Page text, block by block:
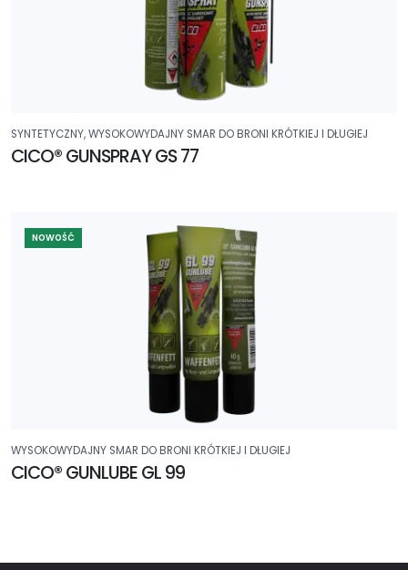
SYNTETYCZNY, WYSOKOWYDAJNY SMAR DO BRONI KRÓTKIEJ I DŁUGIEJ
CICO® GUNSPRAY GS 77
NOWOŚĆ
WYSOKOWYDAJNY SMAR DO BRONI KRÓTKIEJ I DŁUGIEJ
CICO® GUNLUBE GL 99